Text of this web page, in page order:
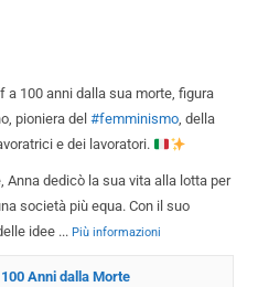
100 anni dalla sua morte, figura
pioniera del#femminismo, della
e dei lavoratori.
dedicò la sua vita alla lotta per
società più equa. Con il suo
idee ... Più informazioni
Anni dalla Morte